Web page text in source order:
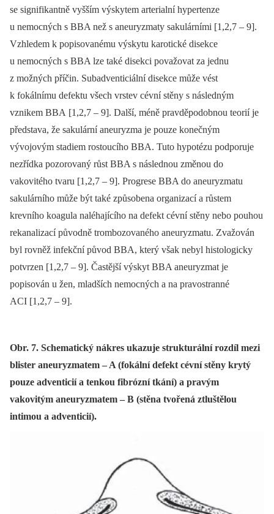
se signifikantně vyšším výskytem arterialní hypertenze
u nemocných s BBA než s aneuryzmaty sakulárními [1,2,7 –⁠ 9].
Vzhledem k popisovanému výskytu karotické disekce
u nemocných s BBA lze také disekci považovat za jednu
z možných příčin. Subadventiciální disekce může vést
k fokálnímu defektu všech vrstev cévní stěny s následným
vznikem BBA [1,2,7 –⁠ 9]. Další, méně pravděpodobnou teorií je
představa, že sakulární aneuryzma je pouze konečným
vývojovým stadiem rostoucího BBA. Tuto hypotézu podporuje
nezřídka pozorovaný růst BBA s následnou změnou do
vakovitého tvaru [1,2,7 –⁠ 9]. Progrese BBA do aneuryzmatu
sakulárního může být také způsobena organizací a růstem
krevního koagula naléhajícího na defekt cévní stěny nebo pouhou
rekanalizací původně trombozovaného aneuryzmatu. Zvažován
byl rovněž infekční původ BBA, který však nebyl histologicky
potvrzen [1,2,7 –⁠ 9]. Častější výskyt BBA aneuryzmat je
popisován u žen, mladších nemocných a na pravostranné
ACI [1,2,7 –⁠ 9].
Obr. 7. Schematický nákres ukazuje strukturální rozdíl mezi
blister aneuryzmatem – A (fokální defekt cévní stěny krytý
pouze adventicií a tenkou fibrózní tkání) a pravým
vakovitým aneuryzmatem – B (stěna tvořená ztluštělou
intimou a adventicií).